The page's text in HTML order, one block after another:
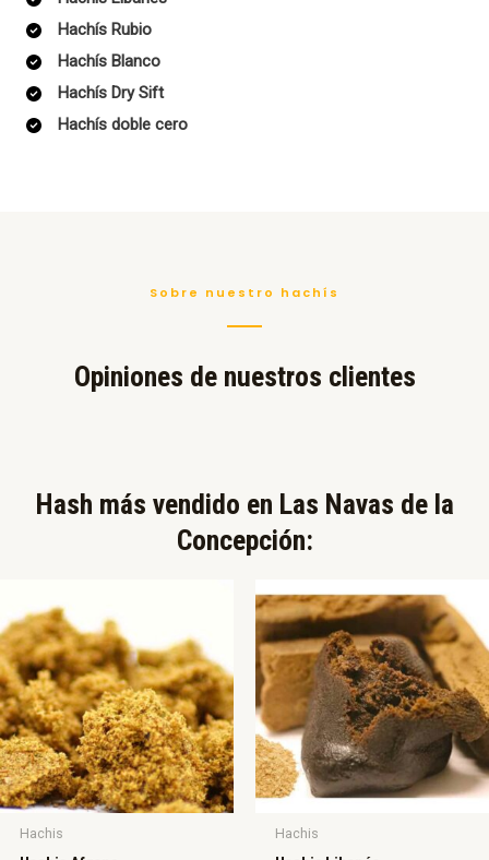
Hachís Rubio
Hachís Blanco
Hachís Dry Sift
Hachís doble cero
Sobre nuestro hachís
Opiniones de nuestros clientes
Hash más vendido en Las Navas de la
Concepción:​
Hachis Hachis